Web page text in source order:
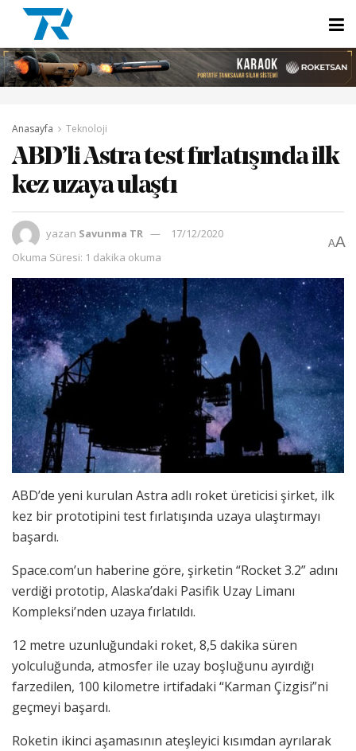
Anasayfa Teknoloji
ABD’li Astra test fırlatışında ilk
kez uzaya ulaştı
yazan Savunma TR
17/12/2020
Okuma Süresi: 1 dakika okuma
AA
ABD’de yeni kurulan Astra adlı roket üreticisi şirket, ilk
kez bir prototipini test fırlatışında uzaya ulaştırmayı
başardı.
Space.com’un haberine göre, şirketin “Rocket 3.2” adını
verdiği prototip, Alaska’daki Pasifik Uzay Limanı
Kompleksi’nden uzaya fırlatıldı.
12 metre uzunluğundaki roket, 8,5 dakika süren
yolculuğunda, atmosfer ile uzay boşluğunu ayırdığı
farzedilen, 100 kilometre irtifadaki “Karman Çizgisi”ni
geçmeyi başardı.
Roketin ikinci aşamasının ateşleyici kısımdan ayrılarak